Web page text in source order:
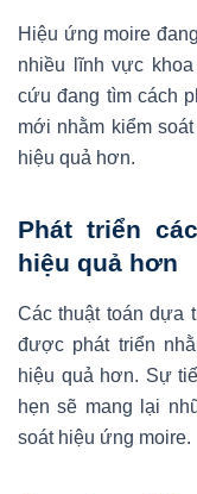
Hiệu ứng moire
nhiều lĩnh vực
cứu đang tìm cách
mới nhằm kiểm
hiệu quả hơn.
Phát triển
hiệu quả hơn
Các thuật toán dựa
được phát triển
hiệu quả hơn. Sự
hẹn sẽ mang lại
soát hiệu ứng moire.